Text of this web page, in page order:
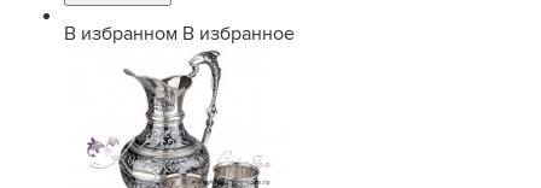
В избранном В избранное